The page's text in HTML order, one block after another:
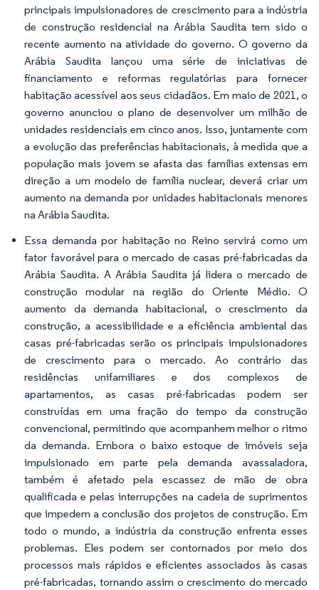
principais impulsionadores de crescimento para a indústria
de construção residencial na Arábia Saudita tem sido o
recente aumento na atividade do governo. O governo da
Arábia Saudita lançou uma série de iniciativas de
financiamento e reformas regulatórias para fornecer
habitação acessível aos seus cidadãos. Em maio de 2021, o
governo anunciou o plano de desenvolver um milhão de
unidades residenciais em cinco anos. Isso, juntamente com
a evolução das preferências habitacionais, à medida que a
população mais jovem se afasta das famílias extensas em
direção a um modelo de família nuclear, deverá criar um
aumento na demanda por unidades habitacionais menores
na Arábia Saudita.
Essa demanda por habitação no Reino servirá como um
fator favorável para o mercado de casas pré-fabricadas da
Arábia Saudita. A Arábia Saudita já lidera o mercado de
construção modular na região do Oriente Médio. O
aumento da demanda habitacional, o crescimento da
construção, a acessibilidade e a eficiência ambiental das
casas pré-fabricadas serão os principais impulsionadores
de crescimento para o mercado. Ao contrário das
residências unifamiliares e dos complexos de
apartamentos, as casas pré-fabricadas podem ser
construídas em uma fração do tempo da construção
convencional, permitindo que acompanhem melhor o ritmo
da demanda. Embora o baixo estoque de imóveis seja
impulsionado em parte pela demanda avassaladora,
também é afetado pela escassez de mão de obra
qualificada e pelas interrupções na cadeia de suprimentos
que impedem a conclusão dos projetos de construção. Em
todo o mundo, a indústria da construção enfrenta esses
problemas. Eles podem ser contornados por meio dos
processos mais rápidos e eficientes associados às casas
pré-fabricadas, tornando assim o crescimento do mercado